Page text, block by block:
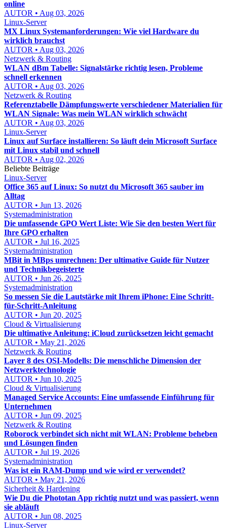
online
AUTOR • Aug 03, 2026
Linux-Server
MX Linux Systemanforderungen: Wie viel Hardware du
wirklich brauchst
AUTOR • Aug 03, 2026
Netzwerk & Routing
WLAN dBm Tabelle: Signalstärke richtig lesen, Probleme
schnell erkennen
AUTOR • Aug 03, 2026
Netzwerk & Routing
Referenztabelle Dämpfungswerte verschiedener Materialien für
WLAN Signale: Was mein WLAN wirklich schwächt
AUTOR • Aug 03, 2026
Linux-Server
Linux auf Surface installieren: So läuft dein Microsoft Surface
mit Linux stabil und schnell
AUTOR • Aug 02, 2026
Beliebte Beiträge
Linux-Server
Office 365 auf Linux: So nutzt du Microsoft 365 sauber im
Alltag
AUTOR • Jun 13, 2026
Systemadministration
Die umfassende GPO Wert Liste: Wie Sie den besten Wert für
Ihre GPO erhalten
AUTOR • Jul 16, 2025
Systemadministration
MBit in MBps umrechnen: Der ultimative Guide für Nutzer
und Technikbegeisterte
AUTOR • Jun 26, 2025
Systemadministration
So messen Sie die Lautstärke mit Ihrem iPhone: Eine Schritt-
für-Schritt-Anleitung
AUTOR • Jun 20, 2025
Cloud & Virtualisierung
Die ultimative Anleitung: iCloud zurücksetzen leicht gemacht
AUTOR • May 21, 2026
Netzwerk & Routing
Layer 8 des OSI-Modells: Die menschliche Dimension der
Netzwerktechnologie
AUTOR • Jun 10, 2025
Cloud & Virtualisierung
Managed Service Accounts: Eine umfassende Einführung für
Unternehmen
AUTOR • Jun 09, 2025
Netzwerk & Routing
Roborock verbindet sich nicht mit WLAN: Probleme beheben
und Lösungen finden
AUTOR • Jul 19, 2026
Systemadministration
Was ist ein RAM-Dump und wie wird er verwendet?
AUTOR • May 21, 2026
Sicherheit & Hardening
Wie Du die Phototan App richtig nutzt und was passiert, wenn
sie abläuft
AUTOR • Jun 08, 2025
Linux-Server